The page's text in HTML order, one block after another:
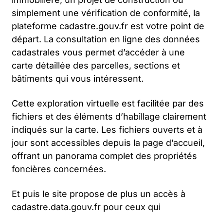
simplement une vérification de conformité, la
plateforme cadastre.gouv.fr est votre point de
départ. La consultation en ligne des données
cadastrales vous permet d’accéder à une
carte détaillée des parcelles, sections et
bâtiments qui vous intéressent.
Cette exploration virtuelle est facilitée par des
fichiers et des éléments d’habillage clairement
indiqués sur la carte. Les fichiers ouverts et à
jour sont accessibles depuis la page d’accueil,
offrant un panorama complet des propriétés
foncières concernées.
Et puis le site propose de plus un accès à
cadastre.data.gouv.fr pour ceux qui